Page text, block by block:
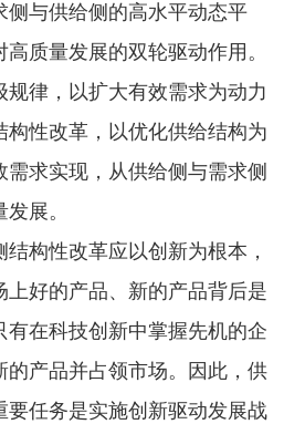
侧与供给侧的高水平动态平
质量发展的双轮驱动作用。
规律，以扩大有效需求为动力
构性改革，以优化供给结构为
求实现，从供给侧与需求侧
展。
构性改革应以创新为根本，
上好的产品、新的产品背后是
有在科技创新中掌握先机的企
的产品并占领市场。因此，供
要任务是实施创新驱动发展战